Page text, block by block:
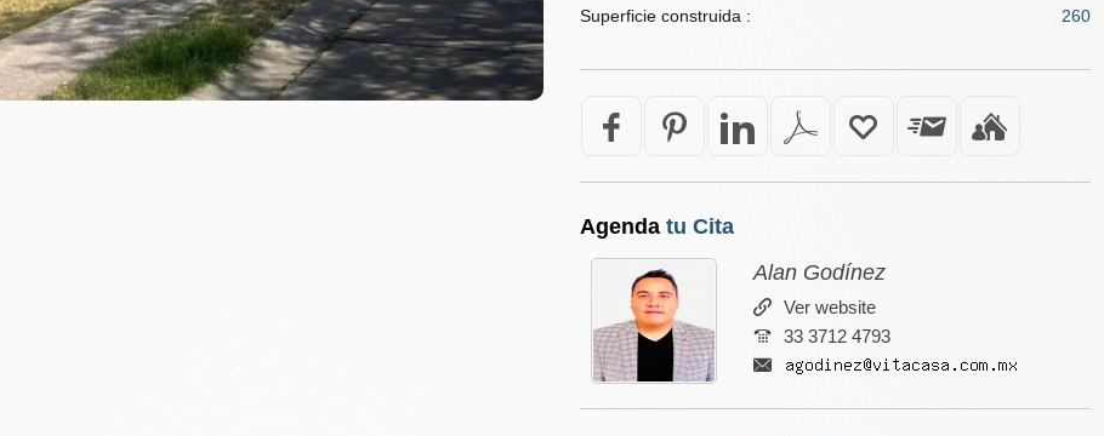
Superficie construida :
260
Agendatu Cita
Alan Godínez
Ver website
33 3712 4793